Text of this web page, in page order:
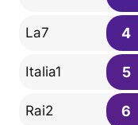
La7 4
Italia1 5
Rai2 6